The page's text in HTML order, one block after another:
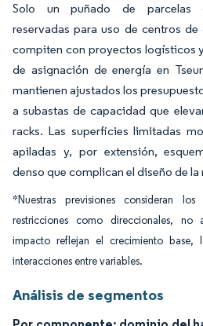
Solo un puñado de parcelas
reservadas para uso de centros
compiten con proyectos logísticos
de asignación de energía en
mantienen ajustados los
a subastas de capacidad que
racks. Las superficies limitadas
apiladas y, por extensión,
denso que complican el diseño de la
*Nuestras previsiones consideran
restricciones como direccionales, no
impacto reflejan el crecimiento
interacciones entre variables.
Análisis de segmentos